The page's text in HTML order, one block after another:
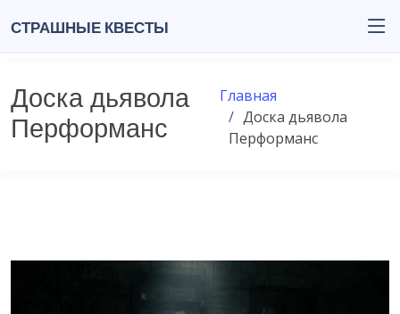
Страшные квесты
Доска дьявола
Перформанс
Главная
Доска дьявола
Перформанс